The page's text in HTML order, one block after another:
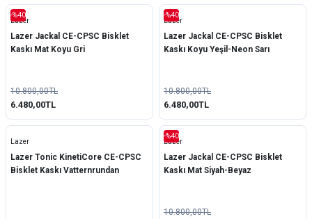
-%40
Lazer
Lazer Jackal CE-CPSC Bisklet
Kaskı Mat Koyu Gri
10.800,00TL
6.480,00TL
-%40
Lazer
Lazer Jackal CE-CPSC Bisklet
Kaskı Koyu Yeşil-Neon Sarı
10.800,00TL
6.480,00TL
Lazer
Lazer Tonic KinetiCore CE-CPSC
Bisklet Kaskı Vatternrundan
-%40
Lazer
Lazer Jackal CE-CPSC Bisklet
Kaskı Mat Siyah-Beyaz
10.800,00TL